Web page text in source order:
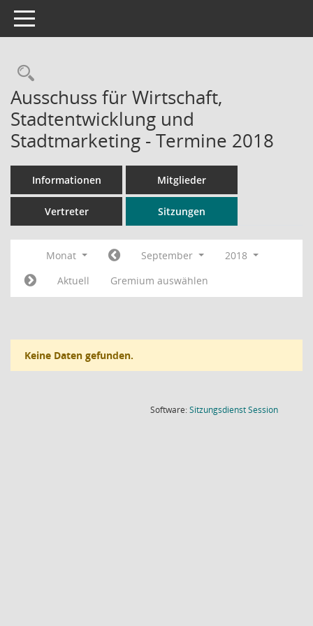
Toggle navigation
Rechercheauswahl
Ausschuss für Wirtschaft,
Stadtentwicklung und
Stadtmarketing - Termine 2018
Informationen Mitglieder
Vertreter Sitzungen
Monat September
2018
Aktuell
Gremium auswählen
Keine Daten gefunden.
Software:SitzungsdienstSession(Wird in